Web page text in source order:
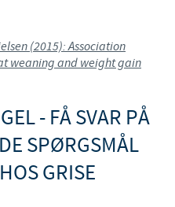
(2015): Association
weaning and weight gain
- FÅ SVAR PÅ
SPØRGSMÅL
GRISE